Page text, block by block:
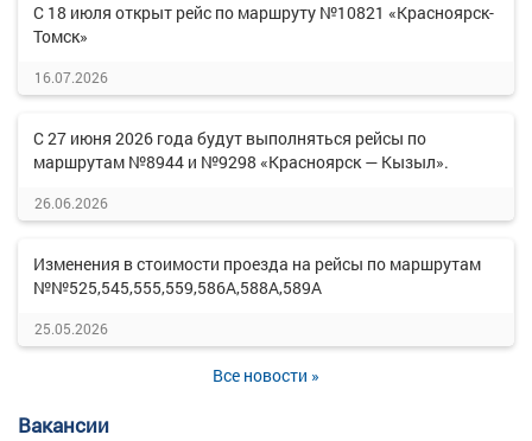
С 18 июля открыт рейс по маршруту №10821 «Красноярск-
Томск»
16.07.2026
С 27 июня 2026 года будут выполняться рейсы по
маршрутам №8944 и №9298 «Красноярск — Кызыл».
26.06.2026
Изменения в стоимости проезда на рейсы по маршрутам
№№525,545,555,559,586А,588А,589А
25.05.2026
Все новости »
Вакансии